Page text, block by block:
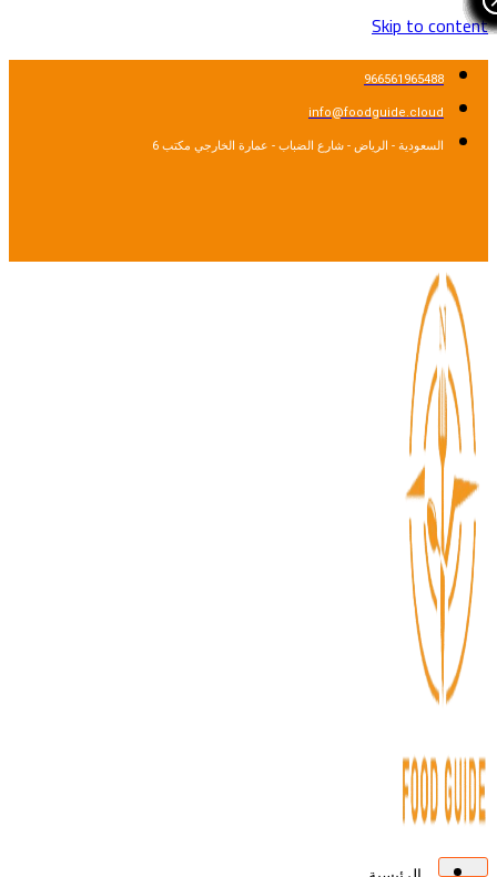
Skip to
966561965488
info@foodguide.cloud
السعودية - الرياض - شارع الضباب - عمارة الخارجي مكتب 6